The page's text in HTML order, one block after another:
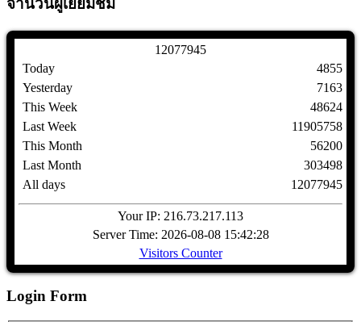
จำนวนผู้เยี่ยมชม
1 2077945
Today
Yesterday
This Week
Last Week
This Month
Last Month
All days
4855
7163
48624
11905758
56200
303498
12077945
Your IP: 216.73.217.113
Server Time: 2026-08-08 15:42:28
Visitors Counter
Login Form